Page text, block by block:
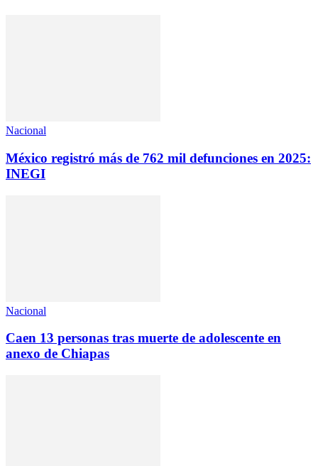
Nacional
México registró más de 762 mil defunciones en 2025:
INEGI
Nacional
Caen 13 personas tras muerte de adolescente en
anexo de Chiapas